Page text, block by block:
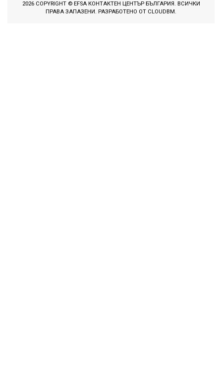
2026 COPYRIGHT © EFSA КОНТАКТЕН ЦЕНТЪР БЪЛГАРИЯ. ВСИЧКИ
ПРАВА ЗАПАЗЕНИ. РАЗРАБОТЕНО ОТ CLOUDBM .